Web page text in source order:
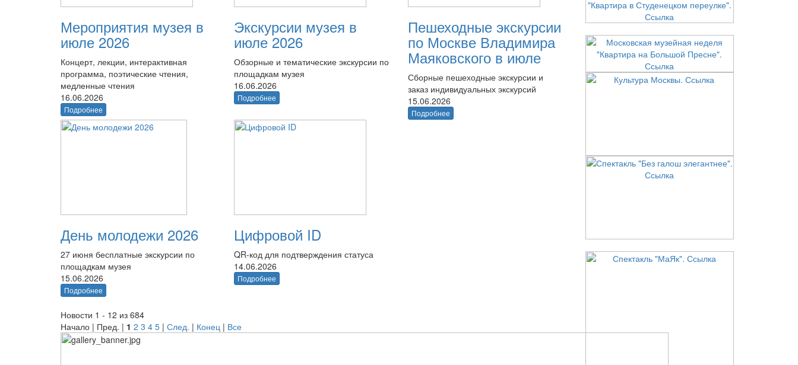
Мероприятия музея в
июле 2026
Концерт, лекции, интерактивная
программа, поэтические чтения,
медленные чтения
16.06.2026
Подробнее
Экскурсии музея в
июле 2026
Обзорные и тематические экскурсии по
площадкам музея
16.06.2026
Подробнее
Пешеходные экскурсии
по Москве Владимира
Маяковского в июле
Сборные пешеходные экскурсии и
заказ индивидуальных экскурсий
15.06.2026
Подробнее
День молодежи 2026
27 июня бесплатные экскурсии по
площадкам музея
15.06.2026
Подробнее
Цифровой ID
QR-код для подтверждения статуса
14.06.2026
Подробнее
Новости 1 - 12 из 684
Начало | Пред. | 1 2 3 4 5 | След. | Конец | Все